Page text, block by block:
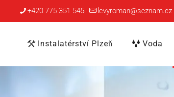
+420 775 351 545 levyroman@seznam.cz
Instalatérství Plzeň Voda